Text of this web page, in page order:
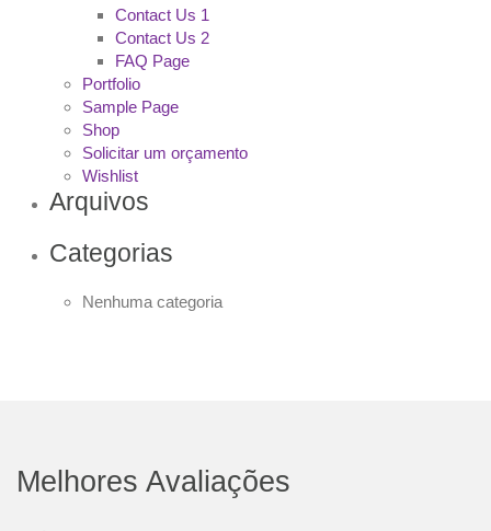
Contact Us 1
Contact Us 2
FAQ Page
Portfolio
Sample Page
Shop
Solicitar um orçamento
Wishlist
Arquivos
Categorias
Nenhuma categoria
Melhores Avaliações